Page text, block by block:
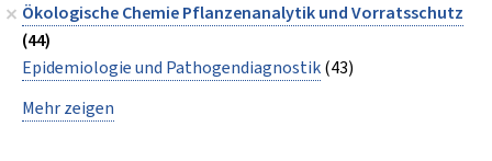
Ökologische Chemie Pflanzenanalytik und Vorratsschutz
(44)
Epidemiologie und Pathogendiagnostik(43)
Mehr zeigen